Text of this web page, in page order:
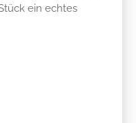
ein echtes